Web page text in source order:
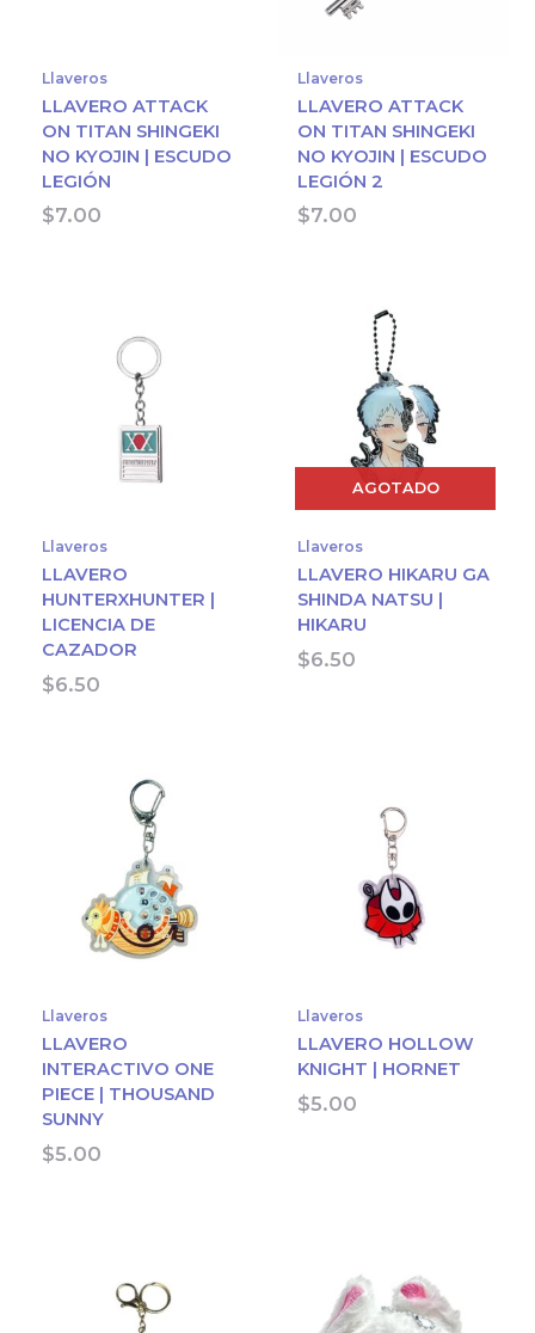
Llaveros
LLAVERO ATTACK
ON TITAN SHINGEKI
NO KYOJIN | ESCUDO
LEGIÓN
$7.00
Llaveros
LLAVERO ATTACK
ON TITAN SHINGEKI
NO KYOJIN | ESCUDO
LEGIÓN 2
$7.00
Llaveros
LLAVERO
HUNTERXHUNTER |
LICENCIA DE
CAZADOR
$6.50
AGOTADO
Llaveros
LLAVERO HIKARU GA
SHINDA NATSU |
HIKARU
$6.50
Llaveros
LLAVERO
INTERACTIVO ONE
PIECE | THOUSAND
SUNNY
$5.00
Llaveros
LLAVERO HOLLOW
KNIGHT | HORNET
$5.00